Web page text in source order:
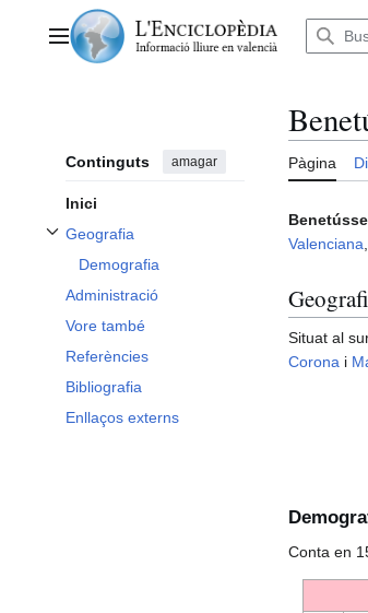
contingutMenú principal
Continguts amagar
Inici
Geografia
Alternar subsecció Geografia
Demografia
Administració
Vore també
Referències
Bibliografia
Enllaços externs
Pàgina
Valenciana
Situat al
Corona i
Conta en